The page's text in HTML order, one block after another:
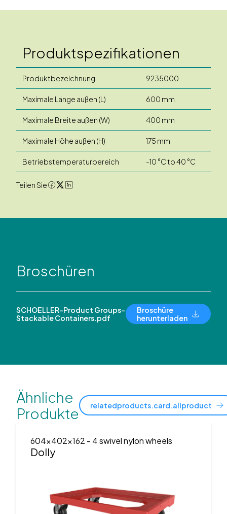
Produktspezifikationen
Produktbezeichnung 9235000
Maximale Länge außen (L) 600 mm
Maximale Breite außen (W) 400 mm
Maximale Höhe außen (H) 175 mm
Betriebstemperaturbereich -10 °C to 40 °C
Teilen Sie
Broschüren
SCHOELLER-Product Groups-
Stackable Containers.pdf
Broschüre
herunterladen
Ähnliche
Produkte
relatedproducts.card.allproduct
604x402x162 - 4 swivel nylon wheels
Dolly